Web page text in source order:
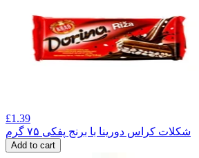
£1.39
شکلات کراس دورینا با برنج پفکی ۷۵ گرم
Add to cart